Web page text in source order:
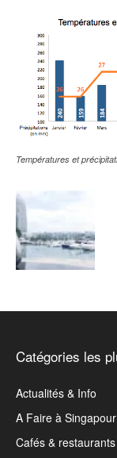
Températures et
Catégories les
Actualités & Info
A Faire à Singapour
Cafés & restaurants